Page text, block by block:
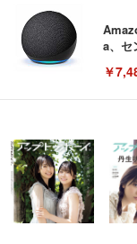
a、セ
￥
い
キ
ン樹
(黒
￥
イト
￥
回使
￥